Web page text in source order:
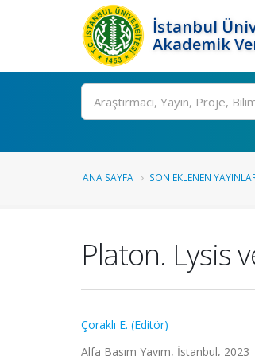
İstanbul
Akademik
Ara
ANA SAYFA SON EKLENEN
Platon. Lysis
Çoraklı E. (Editör)
Alfa Basım Yayım, İstanbul, 2023